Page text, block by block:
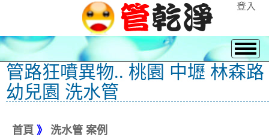
登入
管路狂噴異物.. 桃園 中壢 林森路
幼兒園 洗水管
首頁 》 洗水管 案例